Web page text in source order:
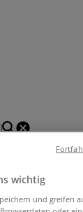
Haus &
wichtig
und greifen